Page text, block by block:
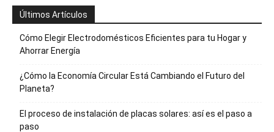
Últimos Artículos
Cómo Elegir Electrodomésticos Eficientes para tu Hogar y
Ahorrar Energía
¿Cómo la Economía Circular Está Cambiando el Futuro del
Planeta?
El proceso de instalación de placas solares: así es el paso a
paso